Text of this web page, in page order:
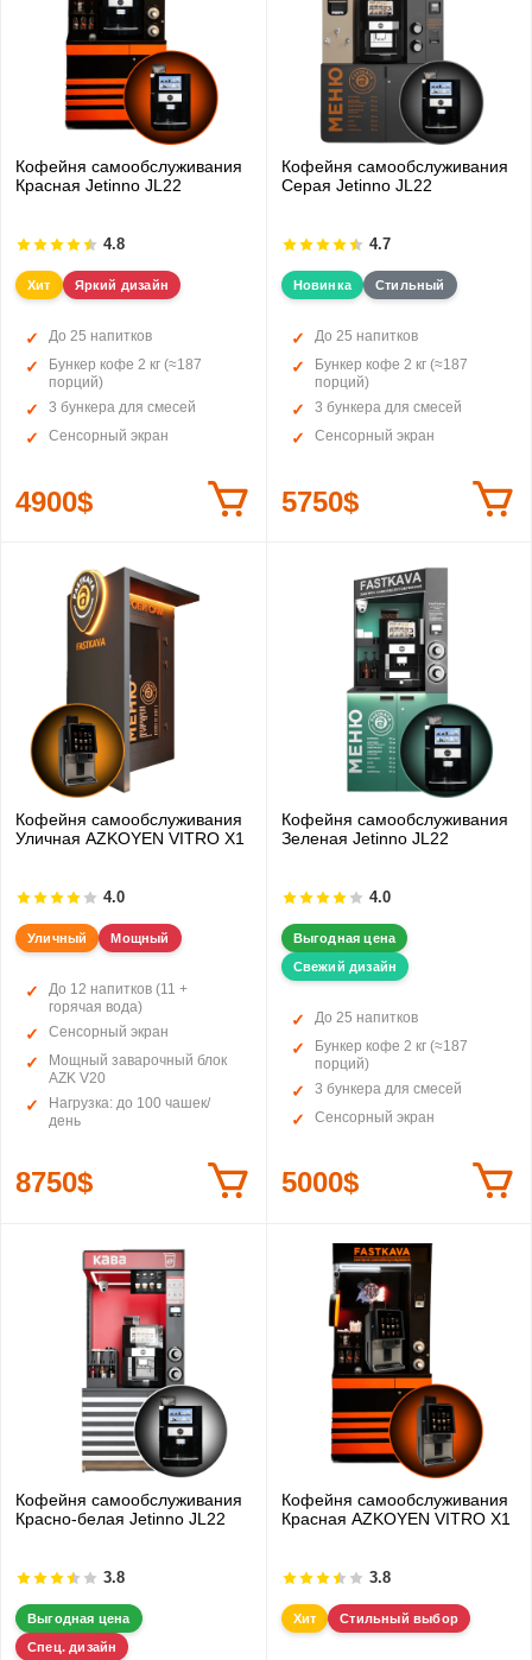
Кофейня самообслуживания
Красная Jetinno JL22
4.8
Хит Яркий дизайн
До 25 напитков
Бункер кофе 2 кг (≈187
порций)
3 бункера для смесей
Сенсорный экран
4900$
Кофейня самообслуживания
Серая Jetinno JL22
4.7
Новинка Стильный
До 25 напитков
Бункер кофе 2 кг (≈187
порций)
3 бункера для смесей
Сенсорный экран
5750$
Кофейня самообслуживания
Уличная AZKOYEN VITRO X1
4.0
Уличный Мощный
До 12 напитков (11 +
горячая вода)
Сенсорный экран
Мощный заварочный блок
AZK V20
Нагрузка: до 100 чашек/
день
8750$
Кофейня самообслуживания
Зеленая Jetinno JL22
4.0
Выгодная цена
Свежий дизайн
До 25 напитков
Бункер кофе 2 кг (≈187
порций)
3 бункера для смесей
Сенсорный экран
5000$
Кофейня самообслуживания
Красно-белая Jetinno JL22
3.8
Выгодная цена
Спец. дизайн
Кофейня самообслуживания
Красная AZKOYEN VITRO X1
3.8
Хит Стильный выбор